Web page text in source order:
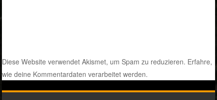
Diese Website verwendet Akismet, um Spam zu reduzieren. Erfahre,
wie deine Kommentardaten verarbeitet werden.